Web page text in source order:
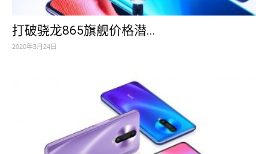
打破骁龙865旗舰价格潜...
2020年3月24日